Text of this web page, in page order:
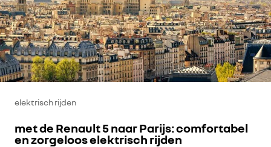
elektrisch rijden
met de Renault 5 naar Parijs: comfortabel
en zorgeloos elektrisch rijden